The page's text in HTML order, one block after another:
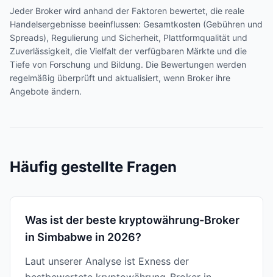
Jeder Broker wird anhand der Faktoren bewertet, die reale
Handelsergebnisse beeinflussen: Gesamtkosten (Gebühren und
Spreads), Regulierung und Sicherheit, Plattformqualität und
Zuverlässigkeit, die Vielfalt der verfügbaren Märkte und die
Tiefe von Forschung und Bildung. Die Bewertungen werden
regelmäßig überprüft und aktualisiert, wenn Broker ihre
Angebote ändern.
Häufig gestellte Fragen
Was ist der beste kryptowährung-Broker
in Simbabwe in 2026?
Laut unserer Analyse ist Exness der